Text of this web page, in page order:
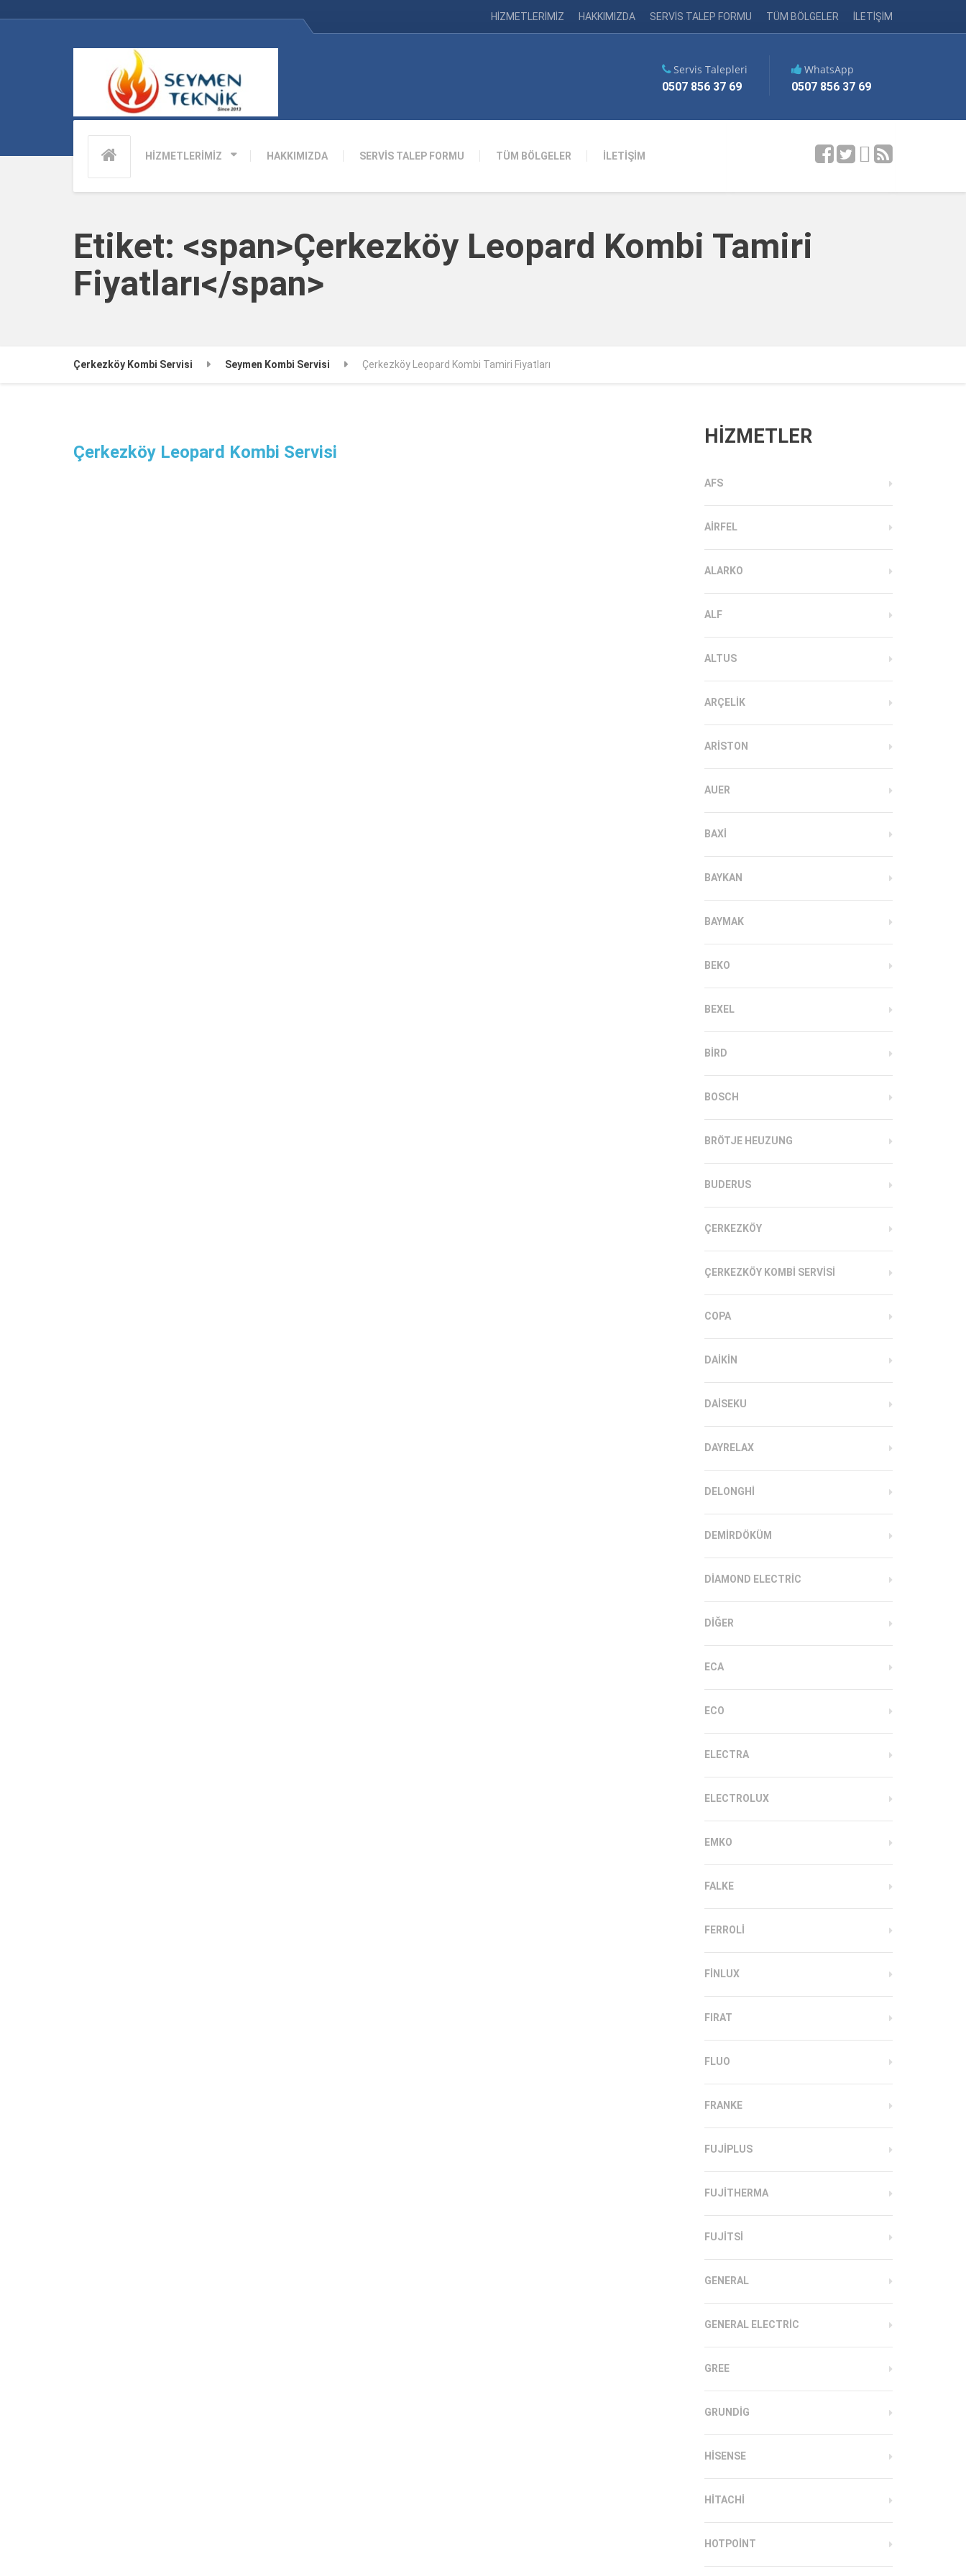
HİZMETLERİMİZ HAKKIMIZDA SERVİS TALEP FORMU TÜM BÖLGELER İLETİŞİM
HİZMETLERİMİZ HAKKIMIZDA SERVİS TALEP FORMU TÜM BÖLGELER İLETİŞİM
Servis Talepleri
0507 856 37 69
WhatsApp
0507 856 37 69
Etiket: <span>Çerkezköy Leopard Kombi Tamiri
Fiyatları</span>
Çerkezköy Kombi Servisi Seymen Kombi Servisi Çerkezköy Leopard Kombi Tamiri Fiyatları
Çerkezköy Leopard Kombi Servisi
HİZMETLER
AFS
AIRFEL
ALARKO
ALF
ALTUS
ARÇELIK
ARISTON
AUER
BAXI
BAYKAN
BAYMAK
BEKO
BEXEL
BIRD
BOSCH
BRÖTJE HEUZUNG
BUDERUS
ÇERKEZKÖY
ÇERKEZKÖY KOMBI SERVISI
COPA
DAIKIN
DAISEKU
DAYRELAX
DELONGHI
DEMIRDÖKÜM
DIAMOND ELECTRIC
DIĞER
ECA
ECO
ELECTRA
ELECTROLUX
EMKO
FALKE
FERROLI
FINLUX
FIRAT
FLUO
FRANKE
FUJIPLUS
FUJITHERMA
FUJITSI
GENERAL
GENERAL ELECTRIC
GREE
GRUNDIG
HISENSE
HITACHI
HOTPOINT